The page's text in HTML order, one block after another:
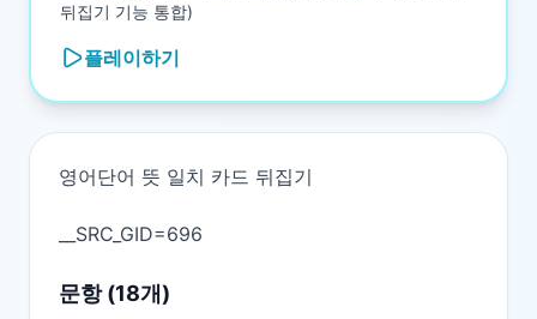
뒤집기 기능 통합)
플레이하기
영어단어 뜻 일치 카드 뒤집기
문항 (18개)